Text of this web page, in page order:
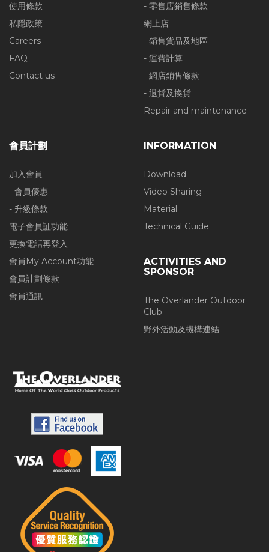
使用條款
私隱政策
Careers
FAQ
Contact us
- 零售店銷售條款
網上店
- 銷售貨品及地區
- 運費計算
- 網店銷售條款
- 退貨及換貨
Repair and maintenance
會員計劃
加入會員
- 會員優惠
- 升級條款
電子會員証功能
更換電話再登入
會員My Account功能
會員計劃條款
會員通訊
INFORMATION
Download
Video Sharing
Material
Technical Guide
ACTIVITIES AND
SPONSOR
The Overlander Outdoor
Club
野外活動及機構連結